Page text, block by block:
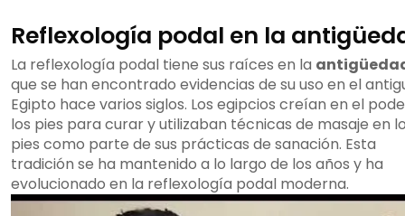
Reflexología podal en la
La reflexología podal tiene sus raíces en la
que se han encontrado evidencias de su uso en el
Egipto hace varios siglos. Los egipcios creían en el
los pies para curar y utilizaban técnicas de masaje en
pies como parte de sus prácticas de sanación. Esta
tradición se ha mantenido a lo largo de los años y ha
evolucionado en la reflexología podal moderna.